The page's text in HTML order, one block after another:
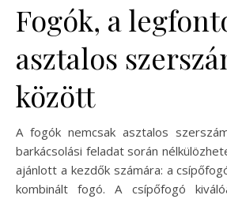
Fogók, a
asztalos
között
A fogók nemcsak asztalos
barkácsolási feladat során
ajánlott a kezdők számára: a
kombinált fogó. A csípőfogó